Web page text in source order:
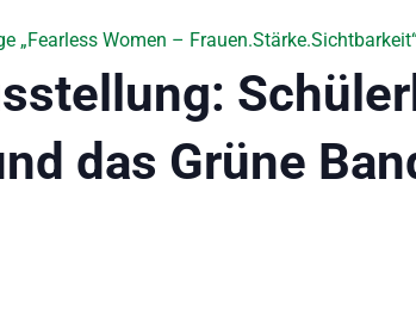
„Fearless Women –
das Grüne